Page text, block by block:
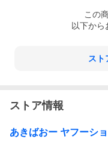
ウエスト:96-102cm
ご注文をキャンセルさせ
この
以下から
スト
ストア情報
あきばおー ヤフーシ